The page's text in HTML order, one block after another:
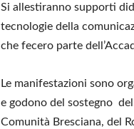
Si allestiranno supporti
tecnologie della
che fecero parte
Le manifestazioni sono
e godono del sostegno
Comunità Bresciana, del